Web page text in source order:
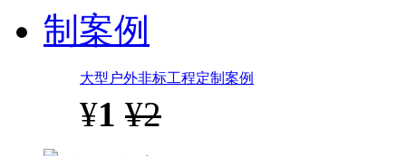
大型户外非标工程定制案例
¥1 ¥2